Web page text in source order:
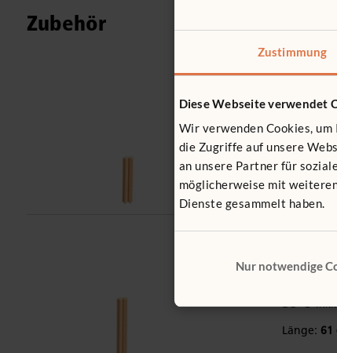
Zustimmung
Diese Webseite verwendet
Wir verwenden Cookies,
die Zugriffe auf unsere
an unsere Partner für
möglicherweise mit
Dienste gesammelt haben.
Nur notwendige
Zubehör
32 € inkl.
Länge:41
F979
35 €
Länge: 61